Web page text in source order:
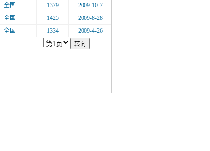
全国 1379
2009-10-7
全国 1425
2009-8-28
全国 1334
2009-4-26